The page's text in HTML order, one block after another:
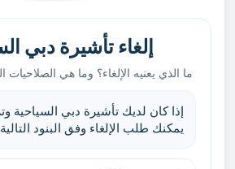
إلغاء تأشيرة دبي
ما الذي يعنيه الإلغاء؟ وما هي الصلاحيات
إذا كان لديك تأشيرة دبي السياحية
يمكنك طلب الإلغاء وفق البنود